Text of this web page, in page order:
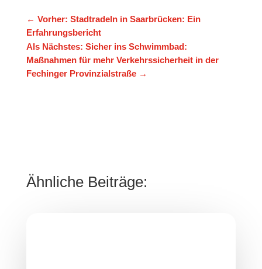
← Vorher: Stadtradeln in Saarbrücken: Ein
Erfahrungsbericht
Als Nächstes: Sicher ins Schwimmbad:
Maßnahmen für mehr Verkehrssicherheit in der
Fechinger Provinzialstraße→
Ähnliche Beiträge: